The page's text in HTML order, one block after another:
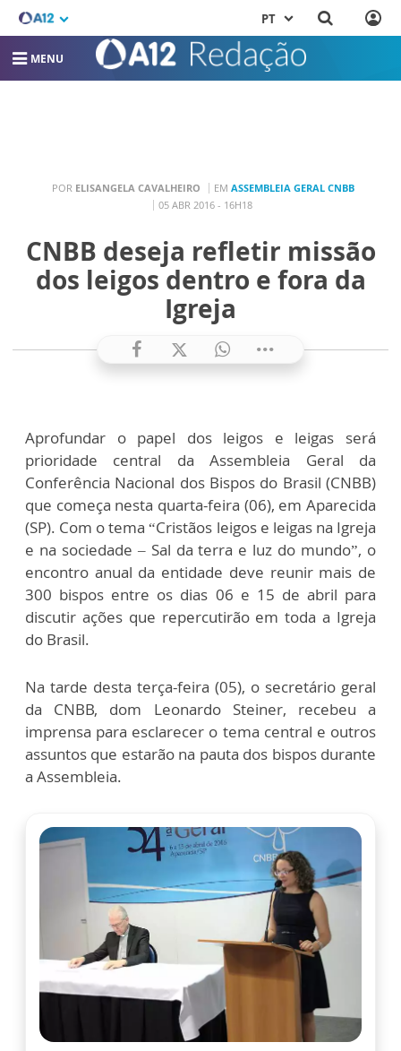
PT
MENU
POR ELISANGELA CAVALHEIRO EM ASSEMBLEIA GERAL CNBB
05 ABR 2016 - 16H18
CNBB deseja refletir missão
dos leigos dentro e fora da
Igreja
Aprofundar o papel dos leigos e leigas será
prioridade central da Assembleia Geral da
Conferência Nacional dos Bispos do Brasil (CNBB)
que começa nesta quarta-feira (06), em Aparecida
(SP). Com o tema “Cristãos leigos e leigas na Igreja
e na sociedade – Sal da terra e luz do mundo”, o
encontro anual da entidade deve reunir mais de
300 bispos entre os dias 06 e 15 de abril para
discutir ações que repercutirão em toda a Igreja
do Brasil.
Na tarde desta terça-feira (05), o secretário geral
da CNBB, dom Leonardo Steiner, recebeu a
imprensa para esclarecer o tema central e outros
assuntos que estarão na pauta dos bispos durante
a Assembleia.